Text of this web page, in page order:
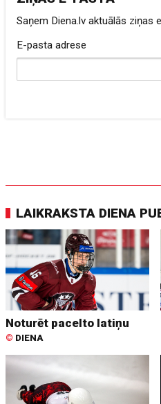
Saņem Diena.lv aktuālās ziņas
E-pasta adrese
LAIKRAKSTA DIENA
Noturēt pacelto latiņu
© DIENA